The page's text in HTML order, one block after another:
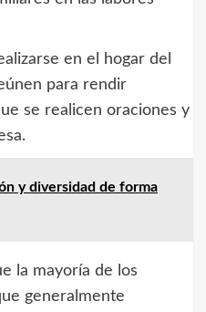
en el hogar del
para rendir
se realicen oraciones y
y diversidad de forma
la mayoría de los
generalmente